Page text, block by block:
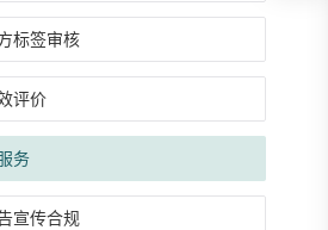
标签审核
评价
务
宣传合规